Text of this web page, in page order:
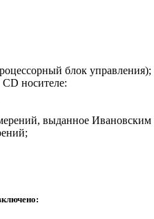
блок управления);
носителе:
выданное